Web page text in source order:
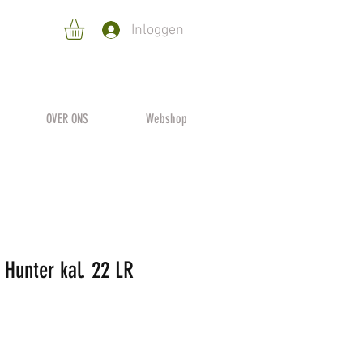
Inloggen
OVER ONS Webshop
kal. 22 LR